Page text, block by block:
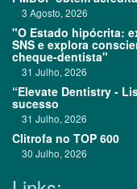
3 Agosto, 2026
"O Estado hipócrita:
SNS e explora
cheque-dentista"
31 Julho, 2026
“Elevate Dentistry -
sucesso
31 Julho, 2026
Clitrofa no TOP 600
30 Julho, 2026